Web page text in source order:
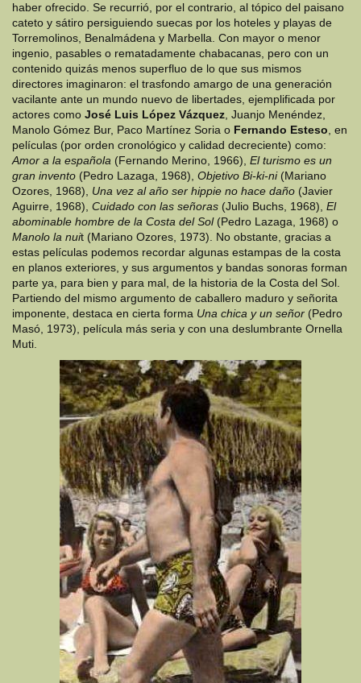
haber ofrecido. Se recurrió, por el contrario, al tópico del paisano
cateto y sátiro persiguiendo suecas por los hoteles y playas de
Torremolinos, Benalmádena y Marbella. Con mayor o menor
ingenio, pasables o rematadamente chabacanas, pero con un
contenido quizás menos superfluo de lo que sus mismos
directores imaginaron: el trasfondo amargo de una generación
vacilante ante un mundo nuevo de libertades, ejemplificada por
actores como José Luis López Vázquez, Juanjo Menéndez,
Manolo Gómez Bur, Paco Martínez Soria o Fernando Esteso, en
películas (por orden cronológico y calidad decreciente) como:
Amor a la española (Fernando Merino, 1966), El turismo es un
gran invento (Pedro Lazaga, 1968), Objetivo Bi-ki-ni(Mariano
Ozores, 1968), Una vez al año ser hippie no hace daño (Javier
Aguirre, 1968), Cuidado con las señoras (Julio Buchs, 1968), El
abominable hombre de la Costa del Sol(Pedro Lazaga, 1968) o
Manolo la nuit (Mariano Ozores, 1973). No obstante, gracias a
estas películas podemos recordar algunas estampas de la costa
en planos exteriores, y sus argumentos y bandas sonoras forman
parte ya, para bien y para mal, de la historia de la Costa del Sol.
Partiendo del mismo argumento de caballero maduro y señorita
imponente, destaca en cierta forma Una chica y un señor (Pedro
Masó, 1973), película más seria y con una deslumbrante Ornella
Muti.